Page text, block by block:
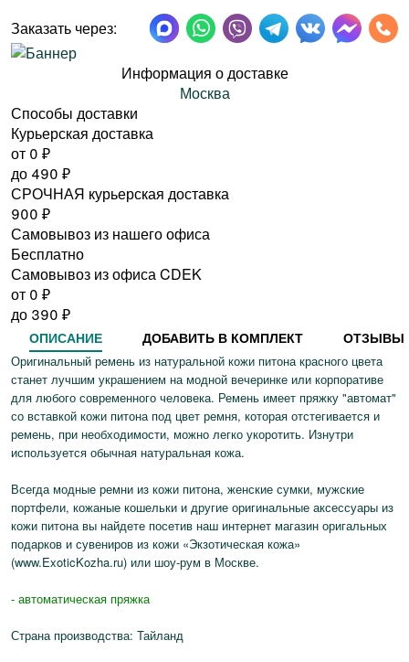
Заказать через:
Информация о доставке
Москва
Способы доставки
Курьерская доставка
от 0 ₽
до 490 ₽
СРОЧНАЯ курьерская доставка
900 ₽
Самовывоз из нашего офиса
Бесплатно
Самовывоз из офиса CDEK
от 0 ₽
до 390 ₽
ОПИСАНИЕ ДОБАВИТЬ В КОМПЛЕКТ ОТЗЫВЫ
Оригинальный ремень из натуральной кожи питона красного цвета
станет лучшим украшением на модной вечеринке или корпоративе
для любого современного человека. Ремень имеет пряжку "автомат"
со вставкой кожи питона под цвет ремня, которая отстегивается и
ремень, при необходимости, можно легко укоротить. Изнутри
используется обычная натуральная кожа.
Всегда модные ремни из кожи питона, женские сумки, мужские
портфели, кожаные кошельки и другие оригинальные аксессуары из
кожи питона вы найдете посетив наш интернет магазин оригальных
подарков и сувениров из кожи «Экзотическая кожа»
(www.ExoticKozha.ru) или шоу-рум в Москве.
- автоматическая пряжка
Страна производства: Тайланд